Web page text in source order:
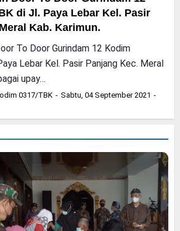
di Jl. Paya Lebar Kel. Pasir
Kab. Karimun.
To Door Gurindam 12 Kodim
Lebar Kel. Pasir Panjang Kec. Meral
upay…
0317/TBK
Sabtu, 04 September 2021